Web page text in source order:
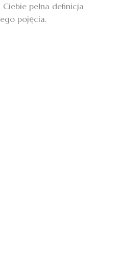
pełna definicja
pojęcia.